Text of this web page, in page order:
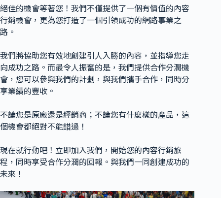
絕佳的機會等著您！我們不僅提供了一個有價值的內容
行銷機會，更為您打造了一個引領成功的網路事業之
路。
我們將協助您有效地創建引人入勝的內容，並指導您走
向成功之路。而最令人振奮的是，我們提供合作分潤機
會，您可以參與我們的計劃，與我們攜手合作，同時分
享業績的豐收。
不論您是原廠還是經銷商；不論您有什麼樣的產品，這
個機會都絕對不能錯過！
現在就行動吧！立即加入我們，開始您的內容行銷旅
程，同時享受合作分潤的回報。與我們一同創建成功的
未來！